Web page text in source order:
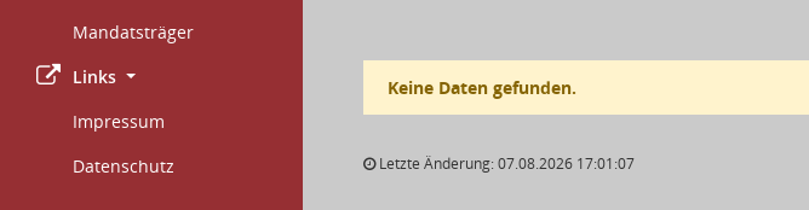
Mandatsträger
Links
Impressum
Datenschutz
Keine Daten gefunden.
Letzte Änderung: 07.08.2026 17:01:07